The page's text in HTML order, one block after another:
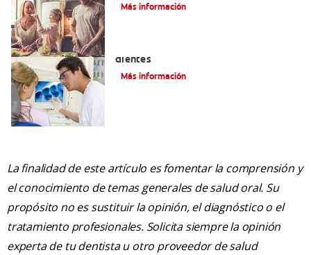
Más información
dientes
Más información
La finalidad de este artículo es fomentar la comprensión y
el conocimiento de temas generales de salud oral. Su
propósito no es sustituir la opinión, el diagnóstico o el
tratamiento profesionales. Solicita siempre la opinión
experta de tu dentista u otro proveedor de salud